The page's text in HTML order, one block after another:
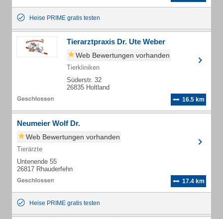
Heise PRIME gratis testen
Tierarztpraxis Dr. Ute Weber
Web Bewertungen vorhanden
Tierkliniken
Süderstr. 32
26835 Holtland
16.5 km
Neumeier Wolf Dr.
Web Bewertungen vorhanden
Tierärzte
Untenende 55
26817 Rhauderfehn
17.4 km
Heise PRIME gratis testen